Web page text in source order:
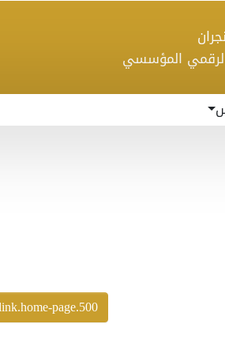
المؤسسي
500.link.home-page